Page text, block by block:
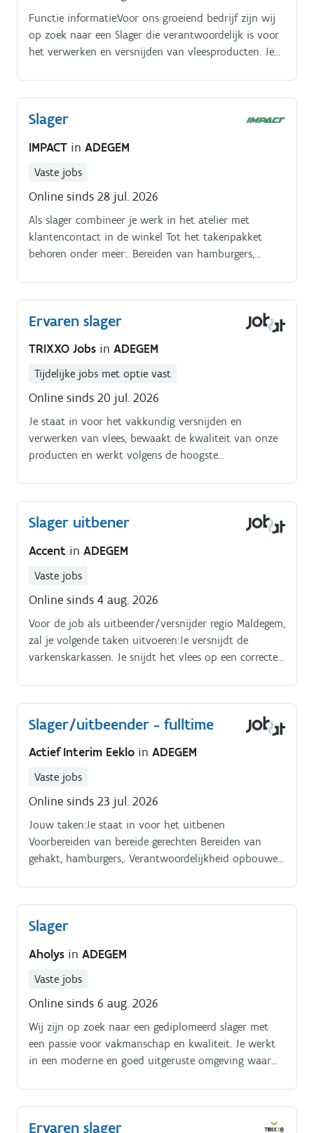
Functie informatie:Voor ons groeiend bedrijf zijn wij
op zoek naar een Slager die verantwoordelijk is voor
het verwerken en versnijden van vleesproducten. Je
normen wordt verwerkt Je komt terecht in een
professioneel team waar vakkennis, netheid en
Slager
IMPACT in ADEGEM
Vaste jobs
Online sinds 28 jul. 2026
Als slager combineer je werk in het atelier met
klantencontact in de winkel Tot het takenpakket
behoren onder meer:. Bereiden van hamburgers,
Ervaren slager
TRIXXO Jobs in ADEGEM
Tijdelijke jobs met optie vast
Online sinds 20 jul. 2026
Je staat in voor het vakkundig versnijden en
verwerken van vlees, bewaakt de kwaliteit van onze
producten en werkt volgens de hoogste
complexe klantvragen.
Slager uitbener
Accent in ADEGEM
Vaste jobs
Online sinds 4 aug. 2026
Voor de job als uitbeender/versnijder regio Maldegem,
zal je volgende taken uitvoeren:Je versnijdt de
varkenskarkassen. Je snijdt het vlees op een correcte
Slager/uitbeender - fulltime
Actief Interim Eeklo in ADEGEM
Vaste jobs
Online sinds 23 jul. 2026
Jouw taken:Je staat in voor het uitbenen
Voorbereiden van bereide gerechten Bereiden van
gehakt, hamburgers,. Verantwoordelijkheid opbouwen
Slager
Aholys in ADEGEM
Vaste jobs
Online sinds 6 aug. 2026
Wij zijn op zoek naar een gediplomeerd slager met
een passie voor vakmanschap en kwaliteit. Je werkt
in een moderne en goed uitgeruste omgeving waar
Voltijds – starten tussen 6:00 en 8:00 uur. Je bent
verantwoordelijk voor:. Het uitbenen en versnijden
van vlees (varken, rund, lam, schaap en gevogelte)
Ervaren slager